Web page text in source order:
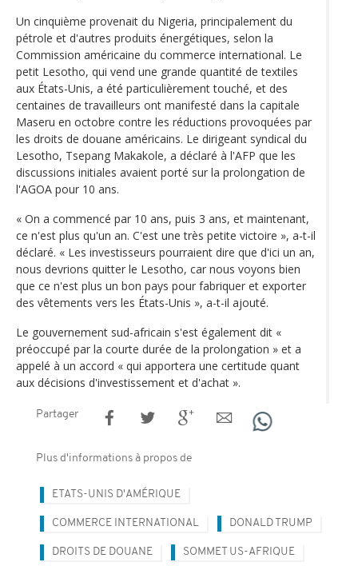
Un cinquième provenait du Nigeria, principalement du
pétrole et d'autres produits énergétiques, selon la
Commission américaine du commerce international. Le
petit Lesotho, qui vend une grande quantité de textiles
aux États-Unis, a été particulièrement touché, et des
centaines de travailleurs ont manifesté dans la capitale
Maseru en octobre contre les réductions provoquées par
les droits de douane américains. Le dirigeant syndical du
Lesotho, Tsepang Makakole, a déclaré à l'AFP que les
discussions initiales avaient porté sur la prolongation de
l'AGOA pour 10 ans.
« On a commencé par 10 ans, puis 3 ans, et maintenant,
ce n'est plus qu'un an. C'est une très petite victoire », a-t-il
déclaré. « Les investisseurs pourraient dire que d'ici un an,
nous devrions quitter le Lesotho, car nous voyons bien
que ce n'est plus un bon pays pour fabriquer et exporter
des vêtements vers les États-Unis », a-t-il ajouté.
Le gouvernement sud-africain s'est également dit «
préoccupé par la courte durée de la prolongation » et a
appelé à un accord « qui apportera une certitude quant
aux décisions d'investissement et d'achat ».
Partager
Plus d'informations à propos de
ETATS-UNIS D'AMÉRIQUE
COMMERCE INTERNATIONAL DONALD TRUMP
DROITS DE DOUANE SOMMET US-AFRIQUE